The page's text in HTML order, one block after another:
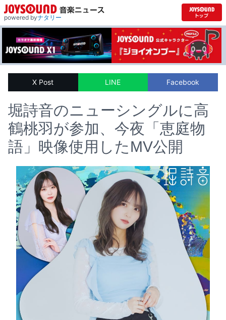
powered byナタリー
X Post LINE Facebook
堀詩音のニューシングルに高
鶴桃羽が参加、今夜「恵庭物
語」映像使用したMV公開